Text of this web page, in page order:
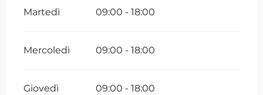
Martedì 09:00 - 18:00
Mercoledì 09:00 - 18:00
Giovedì 09:00 - 18:00